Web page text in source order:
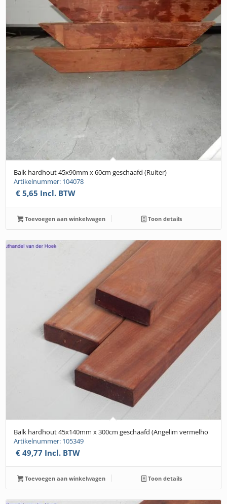
Balk hardhout 45x90mm x 60cm geschaafd (Ruiter)
Artikelnummer: 104078
€ 5,65 Incl. BTW
Toevoegen aan winkelwagen Toon details
Balk hardhout 45x140mm x 300cm geschaafd (Angelim vermelho
Artikelnummer: 105349
€ 49,77 Incl. BTW
Toevoegen aan winkelwagen Toon details